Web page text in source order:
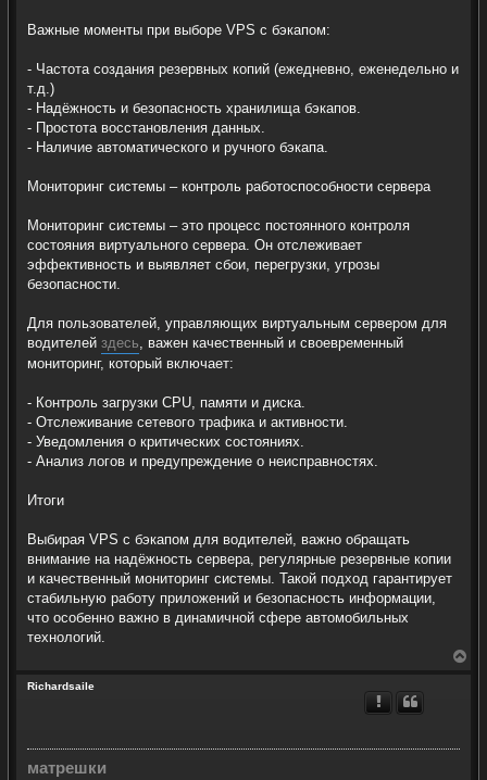
Важные моменты при выборе VPS с бэкапом:
- Частота создания резервных копий (ежедневно, еженедельно и
т.д.)
- Надёжность и безопасность хранилища бэкапов.
- Простота восстановления данных.
- Наличие автоматического и ручного бэкапа.
Мониторинг системы – контроль работоспособности сервера
Мониторинг системы – это процесс постоянного контроля
состояния виртуального сервера. Он отслеживает
эффективность и выявляет сбои, перегрузки, угрозы
безопасности.
Для пользователей, управляющих виртуальным сервером для
водителей здесь, важен качественный и своевременный
мониторинг, который включает:
- Контроль загрузки CPU, памяти и диска.
- Отслеживание сетевого трафика и активности.
- Уведомления о критических состояниях.
- Анализ логов и предупреждение о неисправностях.
Итоги
Выбирая VPS с бэкапом для водителей, важно обращать
внимание на надёжность сервера, регулярные резервные копии
и качественный мониторинг системы. Такой подход гарантирует
стабильную работу приложений и безопасность информации,
что особенно важно в динамичной сфере автомобильных
технологий.
Richardsaile
матрешки